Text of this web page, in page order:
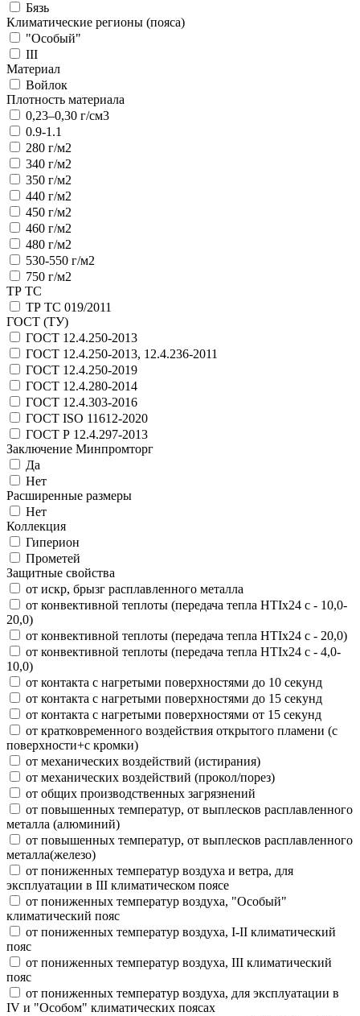
Бязь
Климатические регионы (пояса)
"Особый"
III
Материал
Войлок
Плотность материала
0,23–0,30 г/см3
0.9-1.1
280 г/м2
340 г/м2
350 г/м2
440 г/м2
450 г/м2
460 г/м2
480 г/м2
530-550 г/м2
750 г/м2
ТР ТС
ТР ТС 019/2011
ГОСТ (ТУ)
ГОСТ 12.4.250-2013
ГОСТ 12.4.250-2013, 12.4.236-2011
ГОСТ 12.4.250-2019
ГОСТ 12.4.280-2014
ГОСТ 12.4.303-2016
ГОСТ ISO 11612-2020
ГОСТ Р 12.4.297-2013
Заключение Минпромторг
Да
Нет
Расширенные размеры
Нет
Коллекция
Гиперион
Прометей
Защитные свойства
от искр, брызг расплавленного металла
от конвективной теплоты (передача тепла HTIx24 с - 10,0-
20,0)
от конвективной теплоты (передача тепла HTIx24 с - 20,0)
от конвективной теплоты (передача тепла HTIx24 с - 4,0-
10,0)
от контакта с нагретыми поверхностями до 10 секунд
от контакта с нагретыми поверхностями до 15 секунд
от контакта с нагретыми поверхностями от 15 секунд
от кратковременного воздействия открытого пламени (с
поверхности+с кромки)
от механических воздействий (истирания)
от механических воздействий (прокол/порез)
от общих производственных загрязнений
от повышенных температур, от выплесков расплавленного
металла (алюминий)
от повышенных температур, от выплесков расплавленного
металла(железо)
от пониженных температур воздуха и ветра, для
эксплуатации в III климатическом поясе
от пониженных температур воздуха, "Особый"
климатический пояс
от пониженных температур воздуха, I-II климатический
пояс
от пониженных температур воздуха, III климатический
пояс
от пониженных температур воздуха, для эксплуатации в
IV и "Особом" климатических поясах